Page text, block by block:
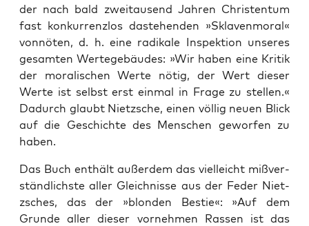
der nach bald zweitausend Jahren Chris­ten­tum
fast konkur­ren­z­los daste­hen­den »Sklaven­moral«
von­nöten, d. h. eine radikale Inspek­tion unseres
gesamten Wertege­bäudes: »Wir haben eine Kri­tik
der moralis­chen Werte nötig, der Wert dieser
Werte ist selb­st erst ein­mal in Frage zu stellen.«
Dadurch glaubt Niet­zsche, einen völ­lig neuen Blick
auf die Geschichte des Men­schen gewor­fen zu
haben.
Das Buch enthält außer­dem das vielle­icht mißver­
ständlich­ste aller Gle­ich­nisse aus der Fed­er Niet­
zsches, das der »blonden Bestie«: »Auf dem
Grunde aller dieser vornehmen Rassen ist das